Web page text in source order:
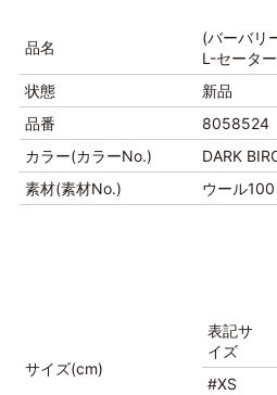
品名
(バーバリ
L-セータ
状態
新品
品番
8058524
カラー(カラーNo.)
DARK
素材(素材No.)
ウール100
サイズ(cm)
表記サ
イズ
#XS